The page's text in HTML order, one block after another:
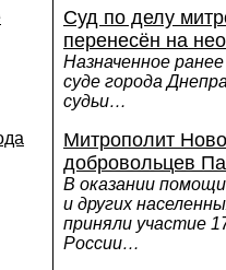
Суд по делу
перенесён на
Назначенное
суде города
судьи…
Митрополит
добровольцев
В оказании
и других
приняли участие
России…